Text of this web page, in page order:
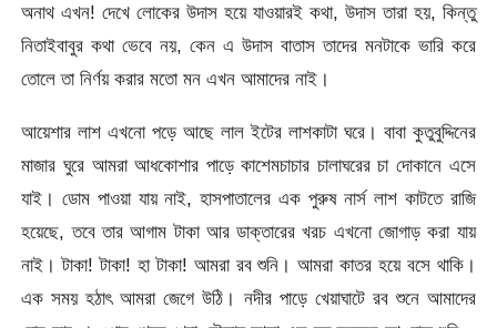
অনাথ এখন! দেখে লোকের উদাস হয়ে যাওয়ারই কথা, উদাস তারা হয়, কিন্তু
নিতাইবাবুর কথা ভেবে নয়, কেন এ উদাস বাতাস তাদের মনটাকে ভারি করে
তোলে তা নির্ণয় করার মতো মন এখন আমাদের নাই।
আয়েশার লাশ এখনো পড়ে আছে লাল ইটের লাশকাটা ঘরে। বাবা কুতুবুদ্দিনের
মাজার ঘুরে আমরা আধকোশার পাড়ে কাশেমচাচার চালাঘরের চা দোকানে এসে
যাই। ডোম পাওয়া যায় নাই, হাসপাতালের এক পুরুষ নার্স লাশ কাটতে রাজি
হয়েছে, তবে তার আগাম টাকা আর ডাক্তারের খরচ এখনো জোগাড় করা যায়
নাই। টাকা! টাকা! হা টাকা! আমরা রব শুনি। আমরা কাতর হয়ে বসে থাকি।
এক সময় হঠাৎ আমরা জেগে উঠি। নদীর পাড়ে খেয়াঘাটে রব শুনে আমাদের